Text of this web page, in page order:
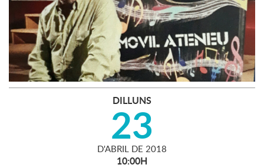
DILLUNS
23
D'ABRIL DE 2018
10:00H